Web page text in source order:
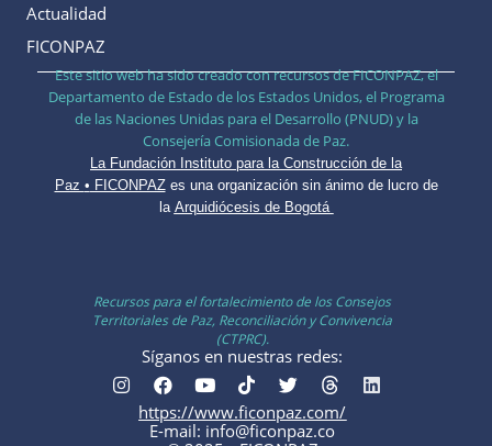
Actualidad
FICONPAZ
Recursos para el fortalecimiento de los Consejos
Territoriales de Paz, Reconciliación y Convivencia
(CTPRC).
Síganos en nuestras redes:
https://www.ficonpaz.com/
E-mail: info@ficonpaz.co
Este sitio web ha sido creado con recursos de FICONPAZ, el
Departamento de Estado de los Estados Unidos, el Programa
de las Naciones Unidas para el Desarrollo (PNUD) y la
Consejería Comisionada de Paz.
La Fundación Instituto para la Construcción de la
Paz • FICONPAZ es una organización sin ánimo de lucro de
la Arquidiócesis de Bogotá